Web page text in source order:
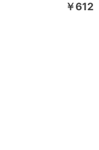
￥612